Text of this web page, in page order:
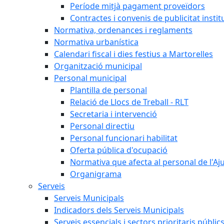
Període mitjà pagament proveïdors
Contractes i convenis de publicitat
Normativa, ordenances i reglaments
Normativa urbanística
Calendari fiscal i dies festius a Martorelles
Organització municipal
Personal municipal
Plantilla de personal
Relació de Llocs de Treball - RLT
Secretaria i intervenció
Personal directiu
Personal funcionari habilitat
Oferta pública d'ocupació
Normativa que afecta al personal de
Organigrama
Serveis
Serveis Municipals
Indicadors dels Serveis Municipals